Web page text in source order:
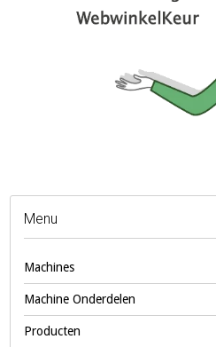
Menu
Machines
Machine Onderdelen
Producten